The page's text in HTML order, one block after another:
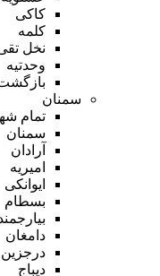
کاکی
کلمه
نخل
وحدتیه
سمنان
تمام
سمنان
آرادان
امیریه
ایوانکی
بسطام
دامغان
درجزین
دیباج